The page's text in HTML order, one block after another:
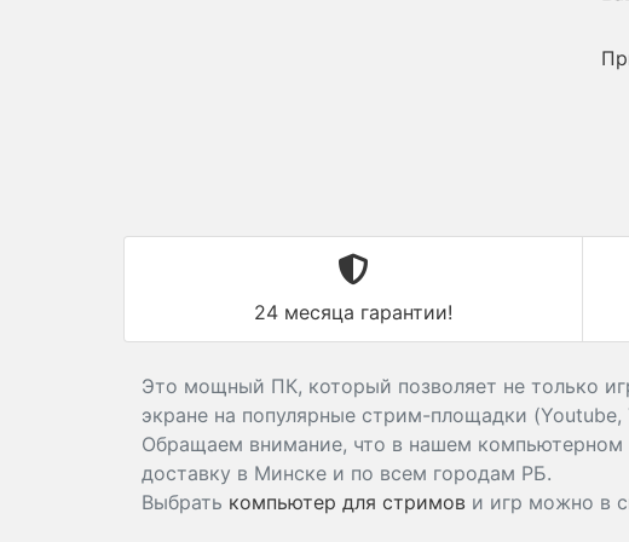
24 месяца гарантии!
Это мощный ПК, который позволяет не только
экране на популярные стрим-площадки (Youtube,
Обращаем внимание, что в нашем компьютерном
доставку в Минске и по всем городам РБ.
Выбрать компьютер для стримов и игр можно в